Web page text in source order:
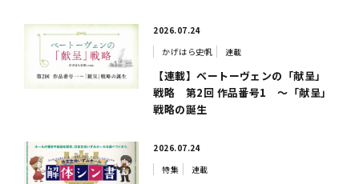
2026.07.24
かげはら史帆
連載
【連載】ベートーヴェンの「献呈」
戦略 第2回 作品番号1 ～「献呈」
戦略の誕生
2026.07.24
特集
連載